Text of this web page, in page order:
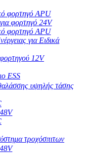
φορτηγό APU
φορτηγό 24V
φορτηγό APU
για Ειδικά
12V
ESS
υψηλής τάσης
τροχόσπιτων